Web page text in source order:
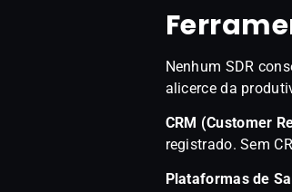
Nenhum SDR
alicerce da
CRM (Customer
registrado. Sem
Plataformas de